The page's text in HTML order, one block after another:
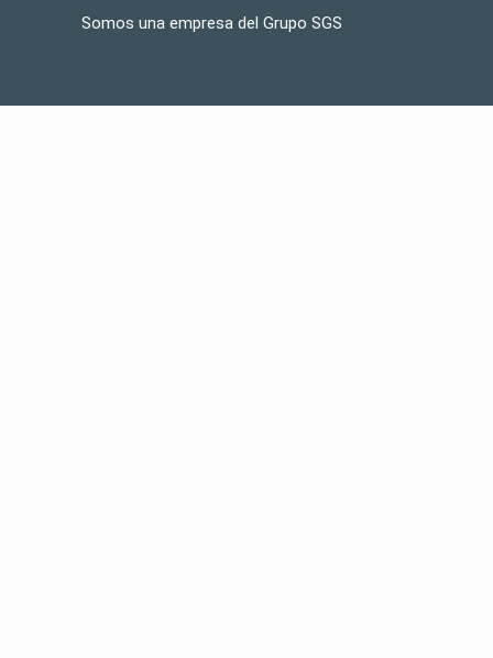
Somos una empresa del Grupo SGS